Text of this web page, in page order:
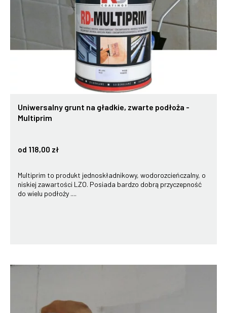
Uniwersalny grunt na gładkie, zwarte podłoża -
Multiprim
od 118,00 zł
Multiprim to produkt jednoskładnikowy, wodorozcieńczalny, o
niskiej zawartości LZO. Posiada bardzo dobrą przyczepność
do wielu podłoży ....